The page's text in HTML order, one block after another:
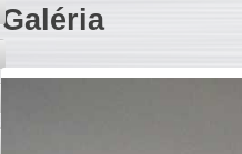
Galéria